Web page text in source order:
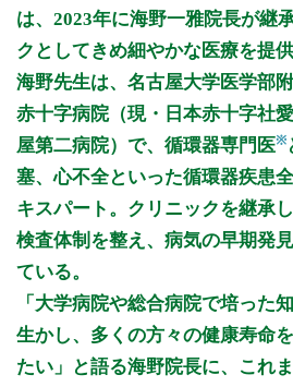
16:00～19:00
● ●
休診日: 水午後、土午後、日午前、祝
備考: ・祝日が日曜日と重なった場合
す。
・日曜診療は予約なしで受け付け順
・発熱外来あり(風邪症状の方はお電
・女性医師(非常勤)による診療も行っ
・インフルエンザワクチン(予約不要
市在住の方1500円
・フルミスト点鼻液の取り扱い開始(
※診療時間や臨時休診・診療内容等に
機関ホームページ、またはお電話
>>病院なびで医療機関の詳細を見る
は、2023年に海野一雅院長が継
クとしてきめ細やかな医療を提供
海野先生は、名古屋大学医学部
赤十字病院（現・日本赤十字社
屋第二病院）で、循環器専門医※
塞、心不全といった循環器疾患
キスパート。クリニックを継承
検査体制を整え、病気の早期発
ている。
「大学病院や総合病院で培った
生かし、多くの方々の健康寿命
たい」と語る海野院長に、これ